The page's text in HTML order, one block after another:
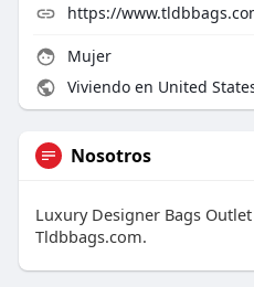
https://
Mujer
Viviendo en United
Nosotros
Luxury Designer Bags
Tldbbags.com.